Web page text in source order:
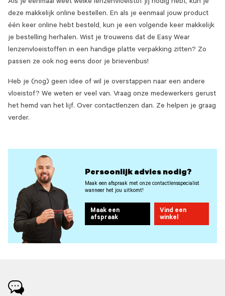
Als je eenmaal weet welke lenzenvloeistof jij nodig hebt, kun je
deze makkelijk online bestellen. En als je eenmaal jouw product
één keer online hebt besteld, kun je een volgende keer makkelijk
je bestelling herhalen. Wist je trouwens dat de Easy Wear
lenzenvloeistoffen in een handige platte verpakking zitten? Zo
passen ze ook nog eens door je brievenbus!
Heb je (nog) geen idee of wil je overstappen naar een andere
vloeistof? We weten er veel van. Vraag onze medewerkers gerust
het hemd van het lijf. Over contactlenzen dan. Ze helpen je graag
verder.
Persoonlijk advies nodig?
Maak een afspraak met onze contactlensspecialist
wanneer het jou uitkomt!
Maak een
afspraak
Vind een
winkel